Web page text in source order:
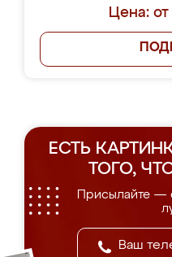
Цена:
ЕСТЬ
ТОГО,
Присылайте —